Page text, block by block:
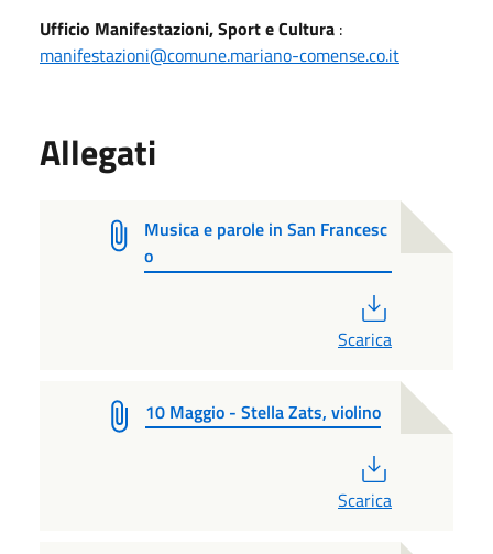
Ufficio Manifestazioni, Sport e Cultura :
manifestazioni@comune.mariano-comense.co.it
Allegati
Musica e parole in San Francesc
o
Scarica
10 Maggio - Stella Zats, violino
Scarica